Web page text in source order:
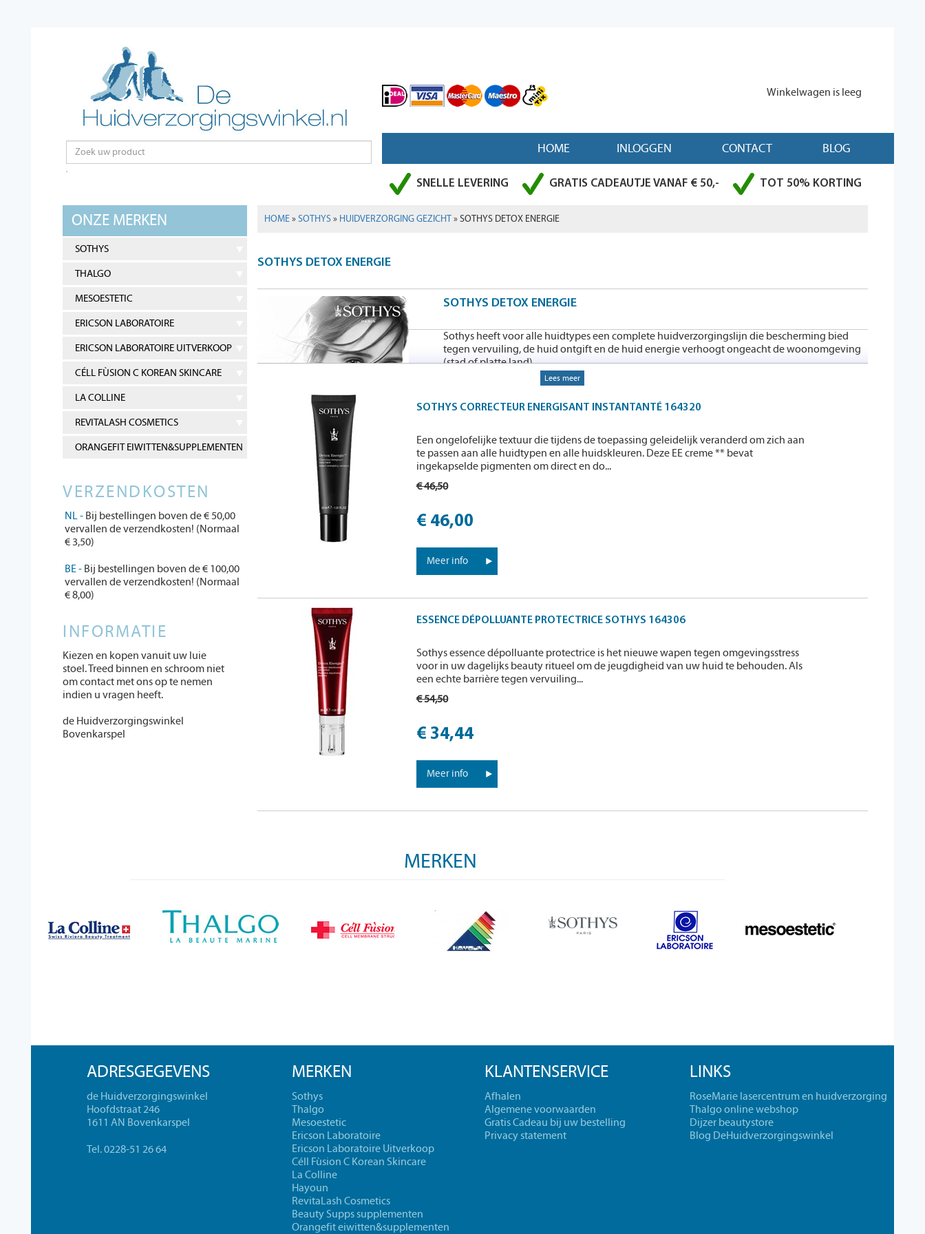
Winkelwagen is leeg
HOME INLOGGEN CONTACT BLOG
SNELLE LEVERING GRATIS CADEAUTJE VANAF € 50,- TOT 50% KORTING
ONZE MERKEN
SOTHYS
THALGO
MESOESTETIC
ERICSON LABORATOIRE
ERICSON LABORATOIRE UITVERKOOP
CÉLL FÙSION C KOREAN SKINCARE
LA COLLINE
REVITALASH COSMETICS
ORANGEFIT EIWITTEN&SUPPLEMENTEN
VERZENDKOSTEN
NL - Bij bestellingen boven de € 50,00
vervallen de verzendkosten! (Normaal
€ 3,50)
BE - Bij bestellingen boven de € 100,00
vervallen de verzendkosten! (Normaal
€ 8,00)
INFORMATIE
Kiezen en kopen vanuit uw luie
stoel. Treed binnen en schroom niet
om contact met ons op te nemen
indien u vragen heeft.
de Huidverzorgingswinkel
Bovenkarspel
HOME»SOTHYS» HUIDVERZORGING GEZICHT» SOTHYS DETOX ENERGIE
SOTHYS DETOX ENERGIE
SOTHYS DETOX ENERGIE
Sothys heeft voor alle huidtypes een complete huidverzorgingslijn die bescherming bied
tegen vervuiling, de huid ontgift en de huid energie verhoogt ongeacht de woonomgeving
(stad of platte land).
De vermoeide huid, de vale huid, voor iedereen die op zoek is naar een bootsende en
perfectionerende huidverzorging en voor iedereen die de jeugdige uitstraling van de huid
wil behouden.
Lees meer
SOTHYS CORRECTEUR ENERGISANT INSTANTANTÉ 164320
Een ongelofelijke textuur die tijdens de toepassing geleidelijk veranderd om zich aan
te passen aan alle huidtypen en alle huidskleuren. Deze EE creme ** bevat
ingekapselde pigmenten om direct en do...
€ 46,50
€ 46,00
Meer info
ESSENCE DÉPOLLUANTE PROTECTRICE SOTHYS 164306
Sothys essence dépolluante protectrice is het nieuwe wapen tegen omgevingsstress
voor in uw dagelijks beauty ritueel om de jeugdigheid van uw huid te behouden. Als
een echte barrière tegen vervuiling...
€ 54,50
€ 34,44
Meer info
MERKEN
ADRESGEGEVENS
de Huidverzorgingswinkel
Hoofdstraat 246
1611 AN Bovenkarspel
Tel. 0228-51 26 64
MERKEN
Sothys
Thalgo
Mesoestetic
Ericson Laboratoire
Ericson Laboratoire Uitverkoop
Céll Fùsion C Korean Skincare
La Colline
Hayoun
RevitaLash Cosmetics
Beauty Supps supplementen
Orangefit eiwitten&supplementen
KLANTENSERVICE
Afhalen
Algemene voorwaarden
Gratis Cadeau bij uw bestelling
Privacy statement
LINKS
RoseMarie lasercentrum en huidverzorging
Thalgo online webshop
Dijzer beautystore
Blog DeHuidverzorgingswinkel